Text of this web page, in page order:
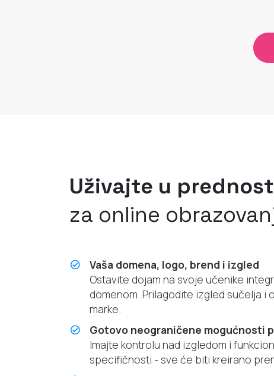
Uživajte u
za online
Vaša domena, logo, brend i izgled
Ostavite dojam na svoje učenike
domenom. Prilagodite izgled sučelja
marke.
Gotovo neograničene mogućnosti
Imajte kontrolu nad izgledom i
specifičnosti - sve će biti kreirano